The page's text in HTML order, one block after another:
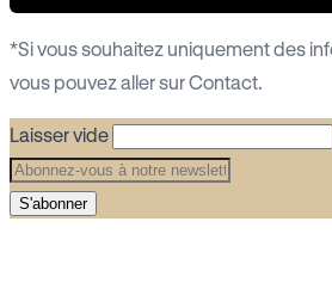
*Si vous souhaitez uniquement des
vous pouvez aller surContact.
Laisser vide
S'abonner